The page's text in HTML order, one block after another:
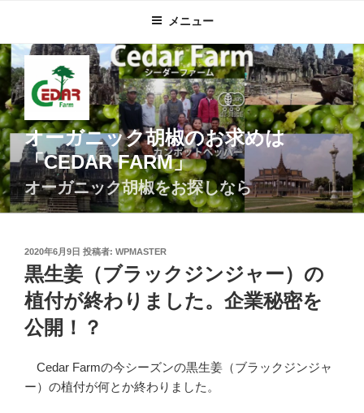
テ
ン
ツ
へ
ス
キ
ッ
プ
オーガニック胡椒のお求めは
「CEDAR FARM」
オーガニック胡椒をお探しなら
メニュー
投
稿
日:
2020年6月9日 投稿者: WPMASTER
黒生姜（ブラックジンジャー）の
植付が終わりました。企業秘密を
公開！？
Cedar Farmの今シーズンの黒生姜（ブラックジンジャ
ー）の植付が何とか終わりました。